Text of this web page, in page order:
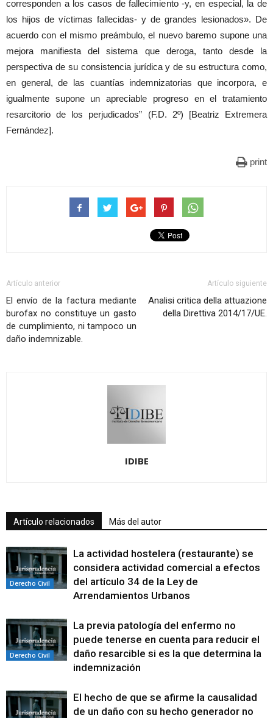
corresponden a los casos de fallecimiento -y, en especial, la de
los hijos de víctimas fallecidas- y de grandes lesionados». De
acuerdo con el mismo preámbulo, el nuevo baremo supone una
mejora manifiesta del sistema que deroga, tanto desde la
perspectiva de su consistencia jurídica y de su estructura como,
en general, de las cuantías indemnizatorias que incorpora, e
igualmente supone un apreciable progreso en el tratamiento
resarcitorio de los perjudicados” (F.D. 2º) [Beatriz Extremera
Fernández].
print
Artículo anterior
El envío de la factura mediante
burofax no constituye un gasto
de cumplimiento, ni tampoco un
daño indemnizable.
Artículo siguiente
Analisi critica della attuazione
della Direttiva 2014/17/UE.
IDIBE
Artículo relacionados Más del autor
Derecho Civil
La actividad hostelera (restaurante) se
considera actividad comercial a efectos
del artículo 34 de la Ley de
Arrendamientos Urbanos
Derecho Civil
La previa patología del enfermo no
puede tenerse en cuenta para reducir el
daño resarcible si es la que determina la
indemnización
El hecho de que se afirme la causalidad
de un daño con su hecho generador no